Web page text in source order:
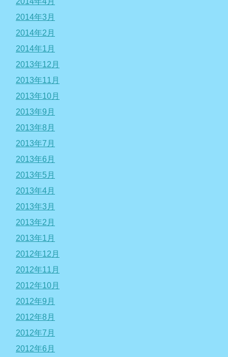
2014年3月
2014年2月
2014年1月
2013年12月
2013年11月
2013年10月
2013年9月
2013年8月
2013年7月
2013年6月
2013年5月
2013年4月
2013年3月
2013年2月
2013年1月
2012年12月
2012年11月
2012年10月
2012年9月
2012年8月
2012年7月
2012年6月